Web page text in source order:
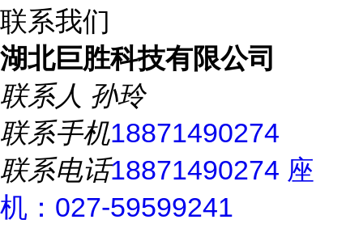
联系我们
湖北巨胜科技有限公司
联系人 孙玲
联系手机18871490274
联系电话18871490274 座
机：027-59599241